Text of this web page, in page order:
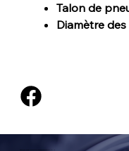
Talon de
Diamètre